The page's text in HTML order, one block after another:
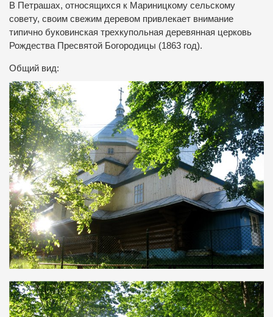
В Петрашах, относящихся к Мариницкому сельскому
совету, своим свежим деревом привлекает внимание
типично буковинская трехкупольная деревянная церковь
Рождества Пресвятой Богородицы (1863 год).
Общий вид: